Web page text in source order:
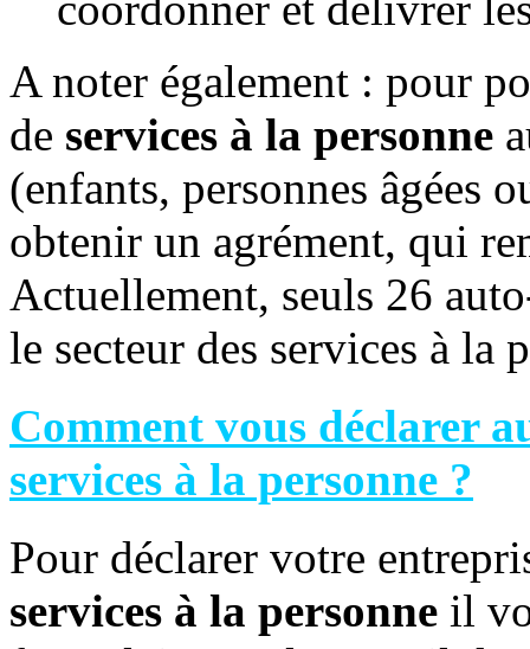
A noter également : pour
de services à la personne
(enfants, personnes âgées
obtenir un agrément, qui
Actuellement, seuls 26
le secteur des services à la
Comment vous déclarer
services à la personne ?
Pour déclarer votre
services à la personne il